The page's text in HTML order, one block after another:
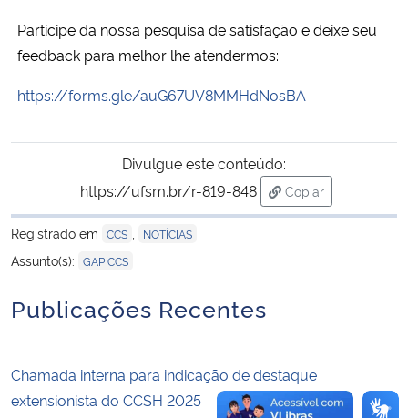
Ministério de Minas e Energia
Ministério do Desenvolvimento Regional
Controladoria-Geral da União
Ministério da Mulher, da Família e dos Direitos Humanos
Participe da nossa pesquisa de satisfação e deixe seu
feedback para melhor lhe atendermos:
https://forms.gle/auG67UV8MMHdNosBA
Divulgue este conteúdo:
https://ufsm.br/r-819-848
Copiar
para área de
Registrado em CCS NOTÍCIAS
Assunto(s): GAP CCS
Publicações Recentes
Chamada interna para indicação de destaque
extensionista do CCSH 2025